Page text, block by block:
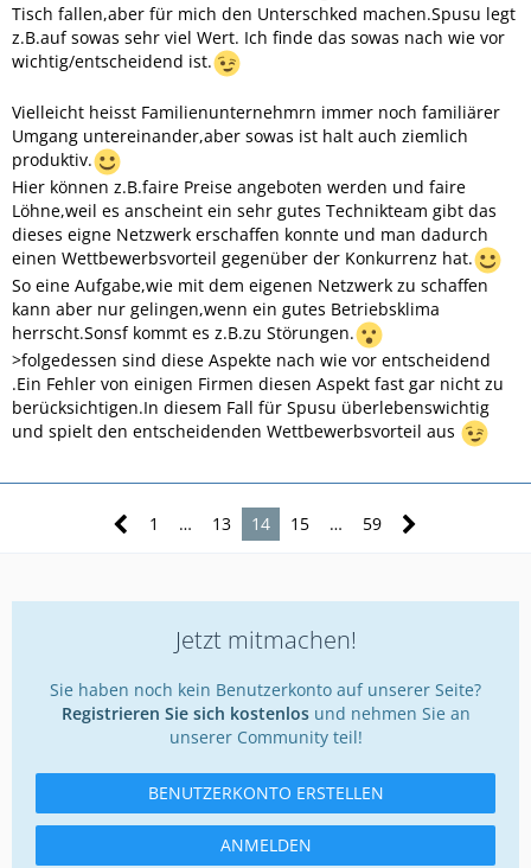
Tisch fallen,aber für mich den Unterschked machen.Spusu legt
z.B.auf sowas sehr viel Wert. Ich finde das sowas nach wie vor
wichtig/entscheidend ist.
Vielleicht heisst Familienunternehmrn immer noch familiärer
Umgang untereinander,aber sowas ist halt auch ziemlich
produktiv.
Hier können z.B.faire Preise angeboten werden und faire
Löhne,weil es anscheint ein sehr gutes Technikteam gibt das
dieses eigne Netzwerk erschaffen konnte und man dadurch
einen Wettbewerbsvorteil gegenüber der Konkurrenz hat.
So eine Aufgabe,wie mit dem eigenen Netzwerk zu schaffen
kann aber nur gelingen,wenn ein gutes Betriebsklima
herrscht.Sonsf kommt es z.B.zu Störungen.
>folgedessen sind diese Aspekte nach wie vor entscheidend
.Ein Fehler von einigen Firmen diesen Aspekt fast gar nicht zu
berücksichtigen.In diesem Fall für Spusu überlebenswichtig
und spielt den entscheidenden Wettbewerbsvorteil aus
1 … 13 14 15 … 59
Jetzt mitmachen!
Sie haben noch kein Benutzerkonto auf unserer Seite?
Registrieren Sie sich kostenlosund nehmen Sie an
unserer Community teil!
BENUTZERKONTO ERSTELLEN
ANMELDEN